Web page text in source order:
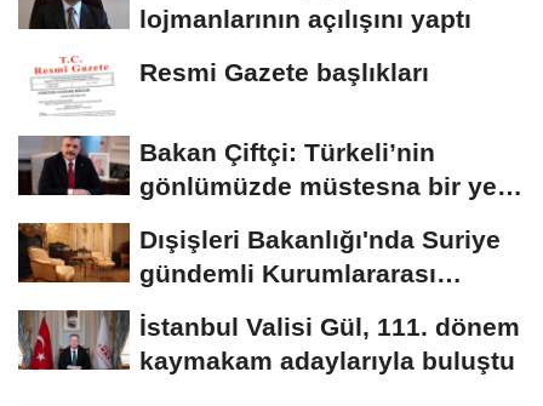
lojmanlarının açılışını yaptı
Resmi Gazete başlıkları
Bakan Çiftçi: Türkeli’nin
gönlümüzde müstesna bir yeri
Dışişleri Bakanlığı'nda Suriye
gündemli Kurumlararası
Eşgüdüm...
İstanbul Valisi Gül, 111. dönem
kaymakam adaylarıyla buluştu